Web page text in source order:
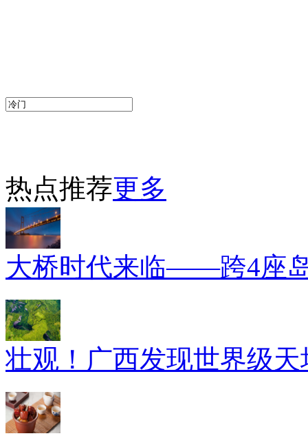
热点推荐更多
大桥时代来临——跨4座
壮观！广西发现世界级